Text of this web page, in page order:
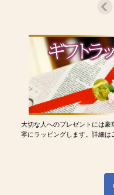
大切な人へのプレゼントには
寧にラッピングします。詳細は